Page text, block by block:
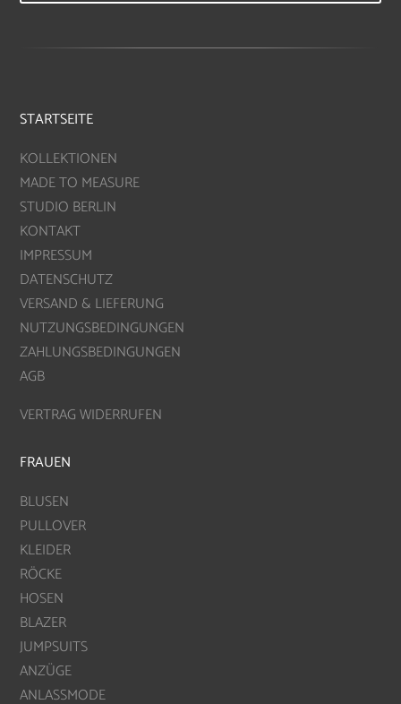
STARTSEITE
KOLLEKTIONEN
MADE TO MEASURE
STUDIO BERLIN
KONTAKT
IMPRESSUM
DATENSCHUTZ
VERSAND & LIEFERUNG
NUTZUNGSBEDINGUNGEN
ZAHLUNGSBEDINGUNGEN
AGB
VERTRAG WIDERRUFEN
FRAUEN
BLUSEN
PULLOVER
KLEIDER
RÖCKE
HOSEN
BLAZER
JUMPSUITS
ANZÜGE
ANLASSMODE